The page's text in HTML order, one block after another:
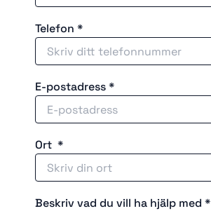
Telefon *
E-postadress *
Ort *
Beskriv vad du vill ha hjälp med *